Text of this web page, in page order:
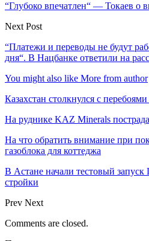
“Глубоко впечатлен“ — Токаев о
Next Post
“Платежи и переводы не будут
дня“. В Нацбанке ответили на
You might also like More from author
Казахстан столкнулся с
На руднике KAZ Minerals
На что обратить внимание при
газоблока для коттеджа
В Астане начали тестовый запуск
стройки
Prev Next
Comments are closed.